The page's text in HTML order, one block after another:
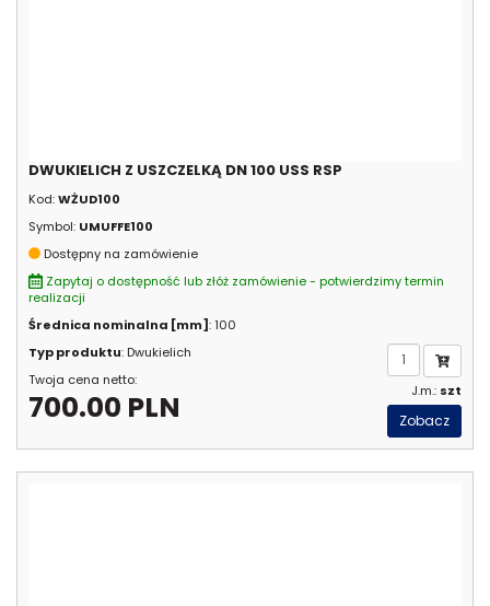
DWUKIELICH Z USZCZELKĄ DN 100 USS RSP
Kod:WŻUD100
Symbol: UMUFFE100
Dostępny na zamówienie
Zapytaj o dostępność lub złóż zamówienie - potwierdzimy termin
realizacji
Średnica nominalna [mm]: 100
Typ produktu: Dwukielich
Twoja cena netto:
700.00 PLN J.m.: szt
Zobacz